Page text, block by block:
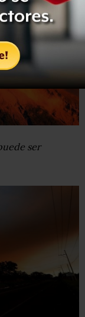
ser